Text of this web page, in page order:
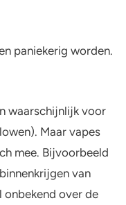
paniekerig worden.
waarschijnlijk voor
Maar vapes
mee. Bijvoorbeeld
van
onbekend over de